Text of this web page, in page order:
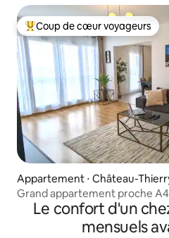
Coups de cœur voyageurs les
Coup de cœur voyageurs
Appartement ⋅ Château-
Grand appartement proche A4
Le confort d'un
mensuels